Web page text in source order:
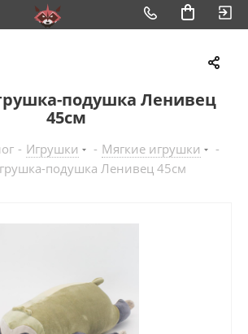
подушка Ленивец
45см
- Игрушки - Мягкие игрушки
-
подушка Ленивец 45см